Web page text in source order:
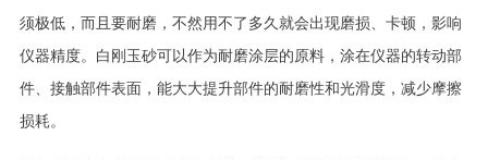
须极低，而且要耐磨，不然用不了多久就会出现磨损、卡顿，影响
仪器精度。白刚玉砂可以作为耐磨涂层的原料，涂在仪器的转动部
件、接触部件表面，能大大提升部件的耐磨性和光滑度，减少摩擦
损耗。